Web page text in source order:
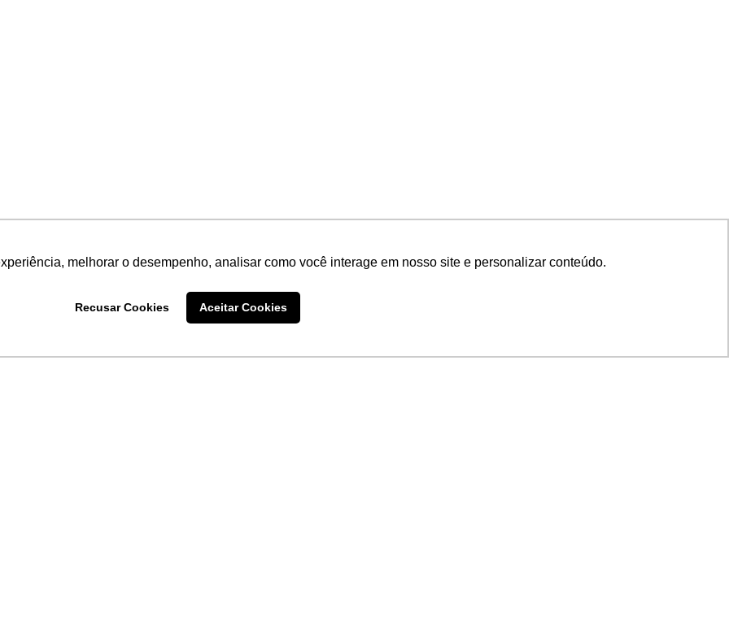
melhorar o desempenho, analisar como você interage em nosso site e personalizar conteúdo.
Recusar Cookies Aceitar Cookies